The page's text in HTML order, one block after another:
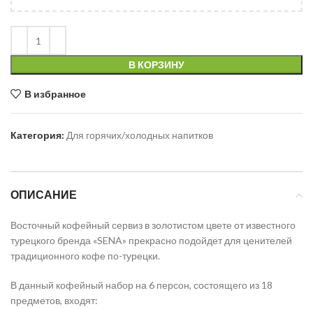
В КОРЗИНУ
В избранное
Категория: Для горячих/холодных напитков
ОПИСАНИЕ
Восточный кофейный сервиз в золотистом цвете от известного
турецкого бренда «SENA» прекрасно подойдет для ценителей
традиционного кофе по-турецки.
В данный кофейный набор на 6 персон, состоящего из 18
предметов, входят: